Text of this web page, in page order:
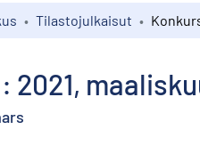
Tilastojulkaisut
2021,